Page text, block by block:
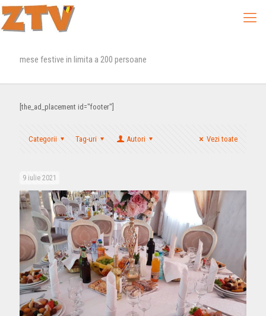
mese festive in limita a 200 persoane
[the_ad_placement id="footer"]
Categorii Tag-uri Autori Vezi toate
9 iulie 2021